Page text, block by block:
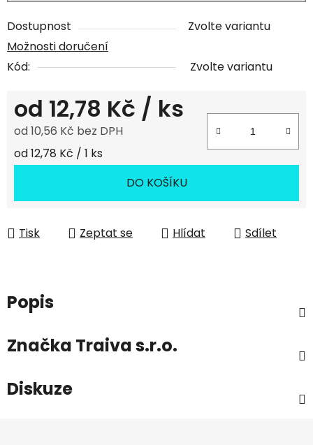
Dostupnost
Zvolte variantu
Možnosti doručení
Kód:
Zvolte variantu
od 12,78 Kč / ks
od10,56 Kč bez DPH
Měrná cena:
od 12,78 Kč / 1 ks
DO KOŠÍKU
Tisk Zeptat se Hlídat Sdílet
Popis
Značka Traiva s.r.o.
Diskuze